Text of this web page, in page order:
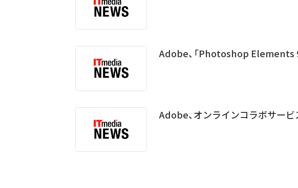
Adobe、「Photoshop
Adobe、オンラインコラボサービ